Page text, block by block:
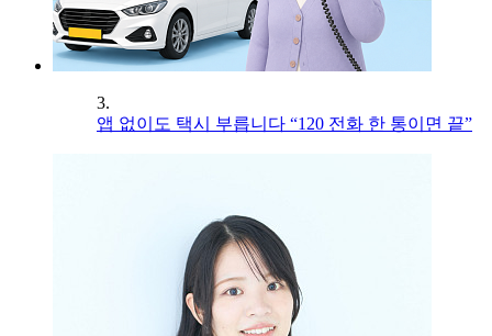
3.
앱 없이도 택시 부릅니다 “120 전화 한 통이면 끝”